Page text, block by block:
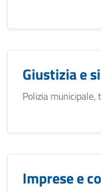
Giustizia e
Polizia
Imprese e